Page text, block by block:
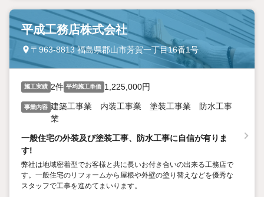
平成工務店株式会社
〒963-8813 福島県郡山市芳賀一丁目16番1号
施工実績 2件 平均施工単価 1,225,000円
事業内容 建築工事業 内装工事業 塗装工事業 防水工事
業
一般住宅の外装及び塗装工事、防水工事に自信が有りま
す!
弊社は地域密着型でお客様と共に長いお付き合いの出来る工務店で
す。一般住宅のリフォームから屋根や外壁の塗り替えなどを優秀な
スタッフで工事を進めてまいります。